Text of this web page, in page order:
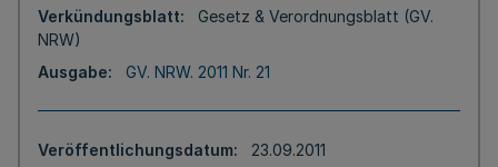
Verkündungsblatt
Gesetz & Verordnungsblatt (GV.
NRW)
Ausgabe
GV. NRW. 2011 Nr. 21
Veröffentlichungsdatum
23.09.2011